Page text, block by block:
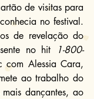
de visitas para
no festival.
de revelação do
no hit
1-800-
com Alessia Cara,
ao trabalho do
dançantes, ao